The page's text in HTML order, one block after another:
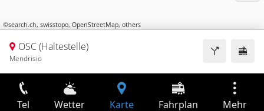
©search.ch, swisstopo, OpenStreetMap, others
OSC (Haltestelle)
Mendrisio
Tel Wetter Karte Fahrplan Mehr